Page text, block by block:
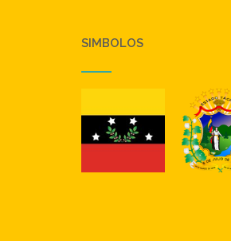
SIMBOLOS